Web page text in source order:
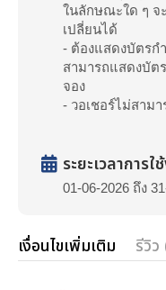
ในลักษณะใด ๆ จ
เปลี่ยนได้
- ต้องแสดงบัตรก
สามารถแสดงบัต
จอง
- วอเชอร์ไม่สามา
ระยะเวลาการใ
01-06-2026 ถึง
เงื่อนไขเพิ่มเติม รีวิว